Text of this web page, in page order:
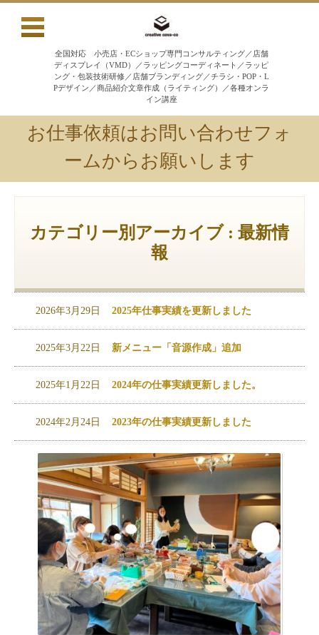
全国対応 小売店・ECショップ専門コンサルティング／店舗
ディスプレイ（VMD）／ラッピングコーディネート／ラッピ
ング・包装技術研修／店舗ブランディング／チラシ・POP・L
Pデザイン／商品紹介文章作成（ライティング）／各種オンラ
イン講座
お仕事依頼はお問い合わせフォ
ームからお願いします
カテゴリー別アーカイブ : 最新情
報
2026年3月29日 2025年仕事実績を更新しました
2025年3月22日 新メニュー「音源作成」追加
2025年1月22日 2024年の仕事実績更新しました。
2024年2月24日 2023年の仕事実績更新しました